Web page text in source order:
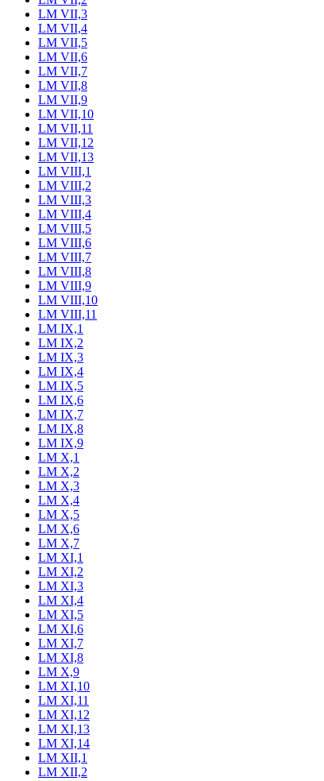
LM VII,3
LM VII,4
LM VII,5
LM VII,6
LM VII,7
LM VII,8
LM VII,9
LM VII,10
LM VII,11
LM VII,12
LM VII,13
LM VIII,1
LM VIII,2
LM VIII,3
LM VIII,4
LM VIII,5
LM VIII,6
LM VIII,7
LM VIII,8
LM VIII,9
LM VIII,10
LM VIII,11
LM IX,1
LM IX,2
LM IX,3
LM IX,4
LM IX,5
LM IX,6
LM IX,7
LM IX,8
LM IX,9
LM X,1
LM X,2
LM X,3
LM X,4
LM X,5
LM X,6
LM X,7
LM XI,1
LM XI,2
LM XI,3
LM XI,4
LM XI,5
LM XI,6
LM XI,7
LM XI,8
LM X,9
LM XI,10
LM XI,11
LM XI,12
LM XI,13
LM XI,14
LM XII,1
LM XII,2